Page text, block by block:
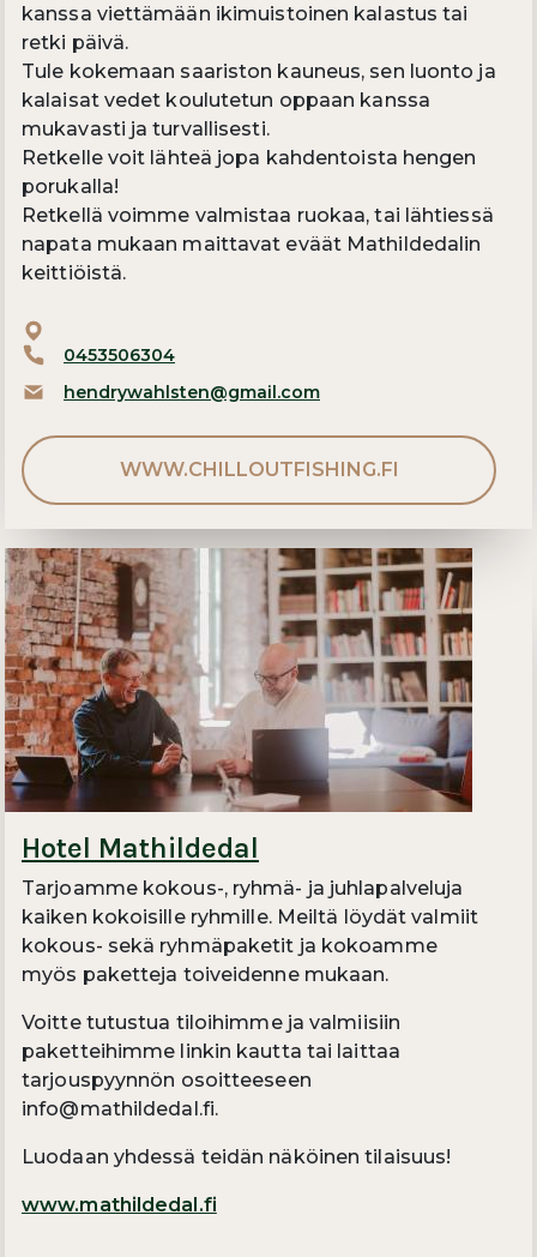
kanssa viettämään ikimuistoinen kalastus tai
retki päivä.
Tule kokemaan saariston kauneus, sen luonto ja
kalaisat vedet koulutetun oppaan kanssa
mukavasti ja turvallisesti.
Retkelle voit lähteä jopa kahdentoista hengen
porukalla!
Retkellä voimme valmistaa ruokaa, tai lähtiessä
napata mukaan maittavat eväät Mathildedalin
keittiöistä.
0453506304
hendrywahlsten@gmail.com
WWW.CHILLOUTFISHING.FI
Hotel Mathildedal
Tarjoamme kokous-, ryhmä- ja juhlapalveluja
kaiken kokoisille ryhmille. Meiltä löydät valmiit
kokous- sekä ryhmäpaketit ja kokoamme
myös paketteja toiveidenne mukaan.
Voitte tutustua tiloihimme ja valmiisiin
paketteihimme linkin kautta tai laittaa
tarjouspyynnön osoitteeseen
info@mathildedal.fi.
Luodaan yhdessä teidän näköinen tilaisuus!
www.mathildedal.fi